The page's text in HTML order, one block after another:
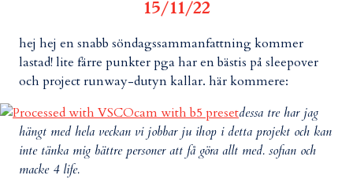
15/11/22
hej hej en snabb söndagssammanfattning kommer
lastad! lite färre punkter pga har en bästis på sleepover
och project runway-dutyn kallar. här kommere:
dessa tre har jag
hängt med hela veckan vi jobbar ju ihop i detta projekt och kan
inte tänka mig bättre personer att få göra allt med. sofian och
macke 4 life.